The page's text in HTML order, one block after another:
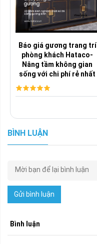
Báo giá gương trang trí
phòng khách Hataco-
Nâng tầm không gian
sống với chi phí rẻ nhất
BÌNH LUẬN
Gửi bình luận
Bình luận